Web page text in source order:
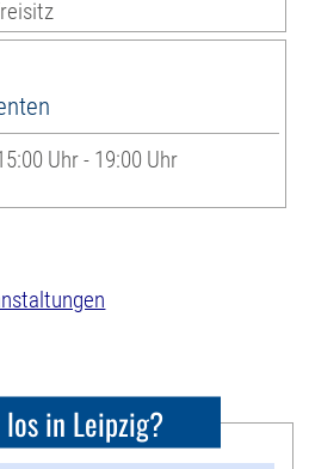
Uhr - 19:00 Uhr
in Leipzig?